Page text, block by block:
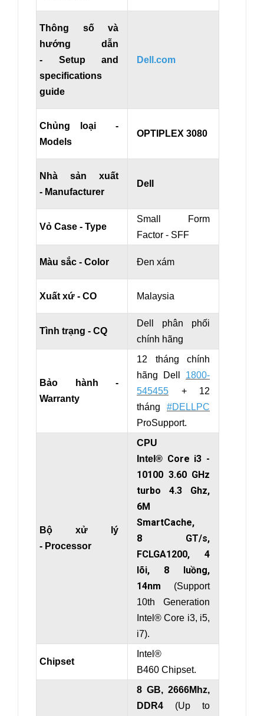
Thông số và
hướng dẫn
- Setup and
specifications
guide
Dell.com
Chủng loại -
Models
OPTIPLEX 3080
Nhà sản xuất
- Manufacturer
Dell
Vỏ Case - Type
Small Form
Factor - SFF
Màu sắc - Color Đen xám
Xuất xứ - CO Malaysia
Tình trạng - CQ
Dell phân phối
chính hãng
Bảo hành -
Warranty
12 tháng chính
hãng Dell
1800-
545455
+ 12
tháng #DELLPC
ProSupport.
Bộ xử lý
- Processor
CPU
Intel® Core i3 -
10100 3.60 GHz
turbo 4.3 Ghz,
6M
SmartCache,
8 GT/s,
FCLGA1200, 4
lõi, 8 luồng,
14nm
(Support
10th Generation
Intel® Core i3, i5,
i7).
Chipset
Intel®
B460 Chipset.
8 GB, 2666Mhz,
DDR4
(Up to